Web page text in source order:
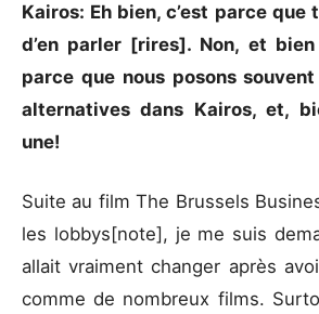
Kairos: Eh bien, c’est parce que
d’en parler [rires]. Non, et bien
parce que nous posons
alternatives dans Kairos, et,
une!
Suite au film The Brussels
les lobbys[note], je me suis
allait vraiment changer après
comme de nombreux films.